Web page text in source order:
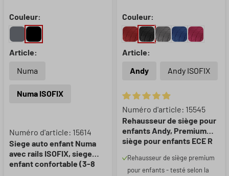
Couleur:
Article:
Numa
Numa ISOFIX
Numéro d'article: 15614
Siege auto enfant Numa
avec rails ISOFIX, siege
enfant confortable (3-8
Couleur:
Article:
Andy
Andy ISOFIX
Note moyenne de 4.96 sur 5
Numéro d'article: 15545
Rehausseur de siège pour
enfants Andy, Premium
siège pour enfants ECE R
Rehausseur de siège premium
pour enfants - testé selon la